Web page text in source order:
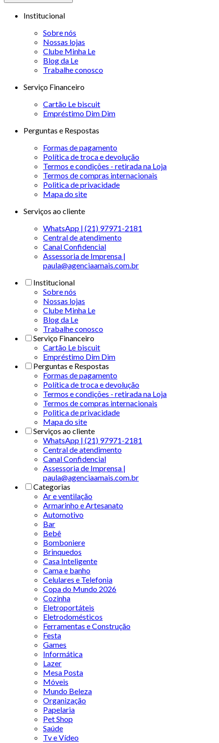
Institucional
Sobre nós
Nossas lojas
Clube Minha Le
Blog da Le
Trabalhe conosco
Serviço Financeiro
Cartão Le biscuit
Empréstimo Dim Dim
Perguntas e Respostas
Formas de pagamento
Política de troca e devolução
Termos e condições - retirada na Loja
Termos de compras internacionais
Politica de privacidade
Mapa do site
Serviços ao cliente
WhatsApp | (21) 97971-2181
Central de atendimento
Canal Confidencial
Assessoria de Imprensa |
paula@agenciaamais.com.br
Institucional
Sobre nós
Nossas lojas
Clube Minha Le
Blog da Le
Trabalhe conosco
Serviço Financeiro
Cartão Le biscuit
Empréstimo Dim Dim
Perguntas e Respostas
Formas de pagamento
Política de troca e devolução
Termos e condições - retirada na Loja
Termos de compras internacionais
Politica de privacidade
Mapa do site
Serviços ao cliente
WhatsApp | (21) 97971-2181
Central de atendimento
Canal Confidencial
Assessoria de Imprensa |
paula@agenciaamais.com.br
Categorias
Ar e ventilação
Armarinho e Artesanato
Automotivo
Bar
Bebê
Bomboniere
Brinquedos
Casa Inteligente
Cama e banho
Celulares e Telefonia
Copa do Mundo 2026
Cozinha
Eletroportáteis
Eletrodomésticos
Ferramentas e Construção
Festa
Games
Informática
Lazer
Mesa Posta
Móveis
Mundo Beleza
Organização
Papelaria
Pet Shop
Saúde
Tv e Vídeo